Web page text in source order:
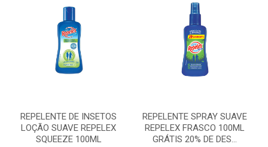
REPELENTE DE INSETOS
LOÇÃO SUAVE REPELEX
SQUEEZE 100ML
REPELENTE SPRAY SUAVE
REPELEX FRASCO 100ML
GRÁTIS 20% DE DES...